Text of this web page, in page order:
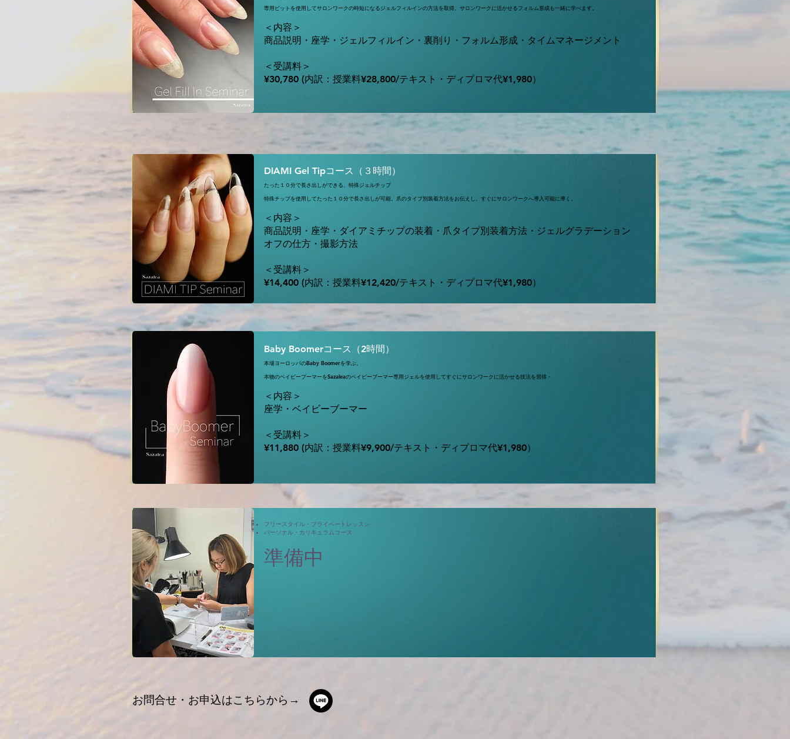
DIAMI Gel Tipコース（３時間）
たった１０分で長さ出しができる、特殊ジェルチップ
特殊チップを使用してたった１０分で長さ出しが可能。爪のタイプ別装着方法をお伝えし、すぐにサロンワークへ導入可能に導く。
＜内容＞
商品説明・座学・ダイアミチップの装着・爪タイプ別装着方法・ジェルグラデーション
オフの仕方・撮影方法
＜受講料＞
¥14,400 (内訳：授業料¥12,420/テキスト・ディプロマ代¥1,980）
専用ビットを使用してサロンワークの時短になるジェルフィルインの方法を取得。 サロンワークに活かせるフォルム形成も一緒に学べます。
＜内容＞
商品説明・座学・ジェルフィルイン・裏削り・フォルム形成・タイムマネージメント
＜受講料＞
¥30,780 (内訳：授業料¥28,800/テキスト・ディプロマ代¥1,980）
Baby Boomerコース（2時間）
本場ヨーロッパのBaby Boomerを学ぶ。
本物のベイビーブーマーをSazaleaのベイビーブーマー専用ジェルを使用してすぐにサロンワークに活かせる技法を習得・
＜内容＞
座学・ベイビーブーマー
＜受講料＞
¥11,880 (内訳：授業料¥9,900/テキスト・ディプロマ代¥1,980）
フリースタイル・プライベートレッスン
パーソナル・カリキュラムコース
準備中
​​お問合せ・お申込はこちらから→